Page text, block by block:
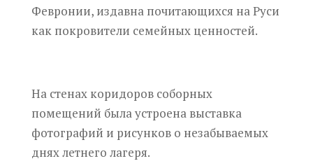
Февронии, издавна почитающихся на Руси
как покровители семейных ценностей.
На стенах коридоров соборных
помещений была устроена выставка
фотографий и рисунков о незабываемых
днях летнего лагеря.